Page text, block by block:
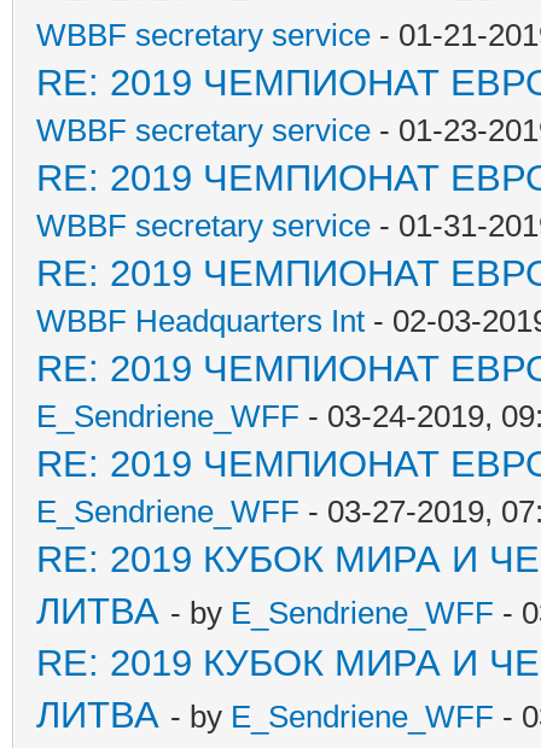
WBBF secretary service - 01-21-
RE: 2019 ЧЕМПИОНАТ
WBBF secretary service - 01-23-
RE: 2019 ЧЕМПИОНАТ
WBBF secretary service - 01-31-
RE: 2019 ЧЕМПИОНАТ
WBBF Headquarters Int - 02-03-
RE: 2019 ЧЕМПИОНАТ
E_Sendriene_WFF - 03-24-2019,
RE: 2019 ЧЕМПИОНАТ
E_Sendriene_WFF - 03-27-2019,
RE: 2019 КУБОК МИРА И
ЛИТВА - by E_Sendriene_WFF -
RE: 2019 КУБОК МИРА И
ЛИТВА - by E_Sendriene_WFF -